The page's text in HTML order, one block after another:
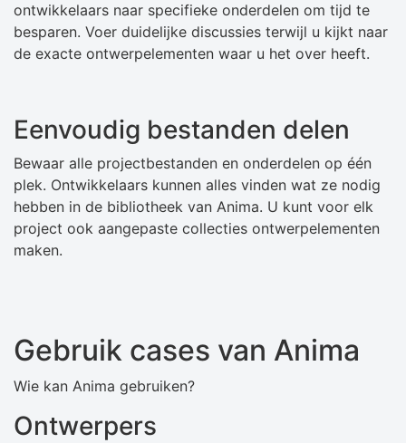
ontwikkelaars naar specifieke onderdelen om tijd te
besparen. Voer duidelijke discussies terwijl u kijkt naar
de exacte ontwerpelementen waar u het over heeft.
Eenvoudig bestanden delen
Bewaar alle projectbestanden en onderdelen op één
plek. Ontwikkelaars kunnen alles vinden wat ze nodig
hebben in de bibliotheek van Anima. U kunt voor elk
project ook aangepaste collecties ontwerpelementen
maken.
Gebruik cases van Anima
Wie kan Anima gebruiken?
Ontwerpers